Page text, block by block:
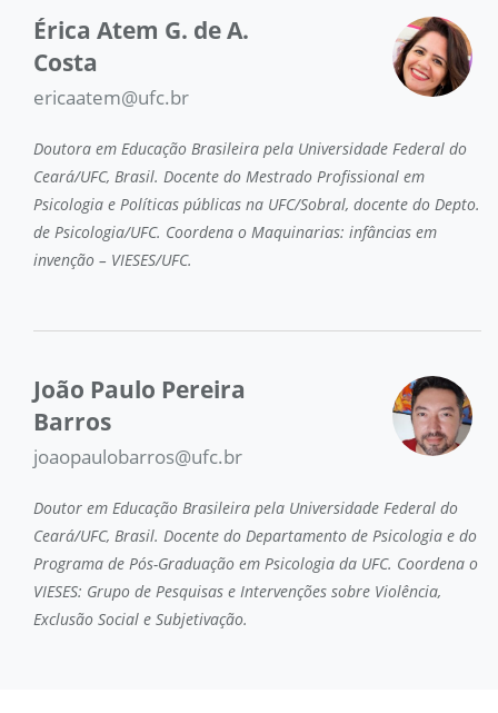
Érica Atem G. de A.
Costa
ericaatem@ufc.br
Doutora em Educação Brasileira pela Universidade Federal do
Ceará/UFC, Brasil. Docente do Mestrado Profissional em
Psicologia e Políticas públicas na UFC/Sobral, docente do Depto.
de Psicologia/UFC. Coordena o Maquinarias: infâncias em
invenção – VIESES/UFC.
João Paulo Pereira
Barros
joaopaulobarros@ufc.br
Doutor em Educação Brasileira pela Universidade Federal do
Ceará/UFC, Brasil. Docente do Departamento de Psicologia e do
Programa de Pós-Graduação em Psicologia da UFC. Coordena o
VIESES: Grupo de Pesquisas e Intervenções sobre Violência,
Exclusão Social e Subjetivação.